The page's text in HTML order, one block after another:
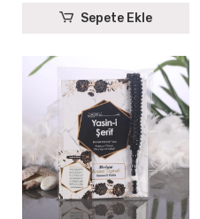
Sepete Ekle